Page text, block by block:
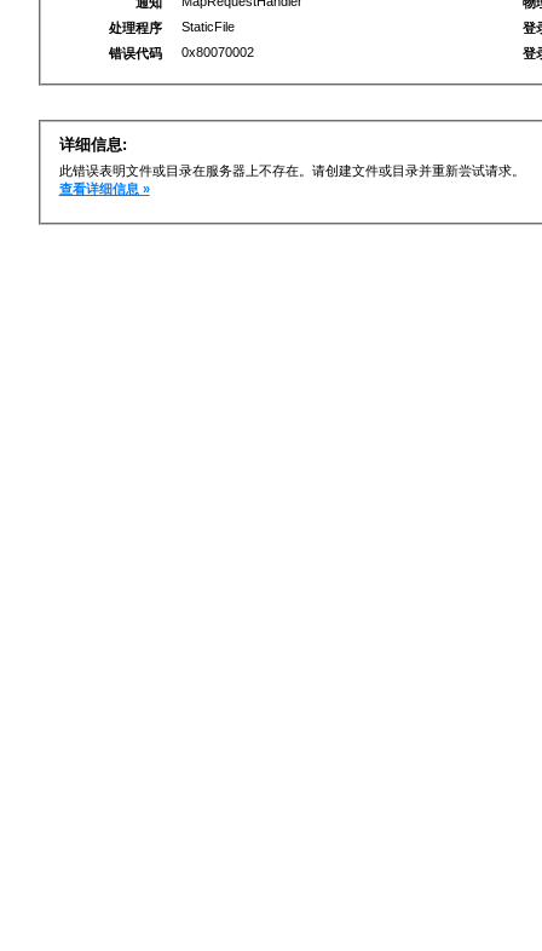
处理程序
StaticFile
错误代码
0x80070002
登
登
详细信息:
此错误表明文件或目录在服务器上不存在。请创建文件或目录并重新尝试请求。
查看详细信息 »